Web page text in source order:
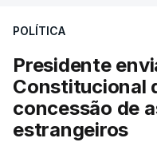
sistema mais
"Sempre que seja
eliminar
chegam a quem mais
um passo na direção
POLÍTICA
Presidente
Constitucional
concessão de
estrangeiros